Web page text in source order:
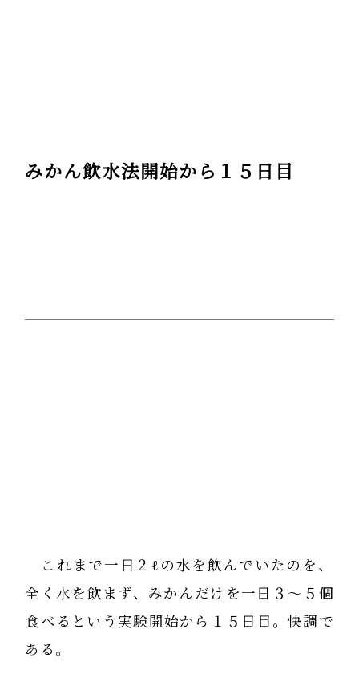
みかん飲水法開始から１５日目
これまで一日２ℓの水を飲んでいたのを、
全く水を飲まず、みかんだけを一日３～５個
食べるという実験開始から１５日目。快調で
ある。